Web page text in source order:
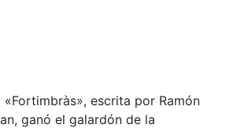
«Fortimbràs», escrita por Ramón
ganó el galardón de la